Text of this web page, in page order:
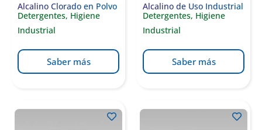
Alcalino Clorado en Polvo
Detergentes, Higiene
Industrial
Saber más
Alcalino de Uso Industrial
Detergentes, Higiene
Industrial
Saber más